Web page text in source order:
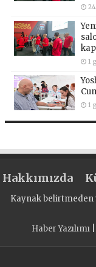
1
1
Hakkımızda
Kaynak belirtmeden
Haber Yazılımı|